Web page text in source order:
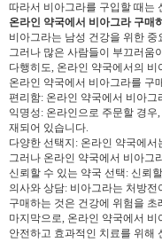
따라서 비아그라를 구입할 때는
온라인 약국에서 비아그라 구매
비아그라는 남성 건강을 위한
그러나 많은 사람들이 부끄러움
다행히도, 온라인 약국에서의
온라인 약국에서 비아그라를 구
편리함: 온라인 약국에서 비아
익명성: 온라인으로 주문할 경
재되어 있습니다.
다양한 선택지: 온라인 약국에
그러나 온라인 약국에서 비아그
신뢰할 수 있는 약국 선택: 신뢰
의사와 상담: 비아그라는 처방
구매하는 것은 건강에 위험을 초
마지막으로, 온라인 약국에서
안전하고 효과적인 치료를 위해